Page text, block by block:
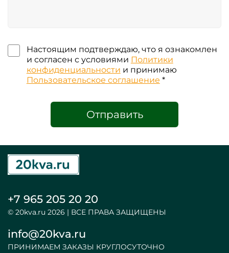
Настоящим подтверждаю, что я ознакомлен
и согласен с условиями Политики
конфиденциальности и принимаю
Пользовательское соглашение *
Отправить
+7 965 205 20 20
© 20kva.ru 2026 | ВСЕ ПРАВА ЗАЩИЩЕНЫ
info@20kva.ru
ПРИНИМАЕМ ЗАКАЗЫ КРУГЛОСУТОЧНО